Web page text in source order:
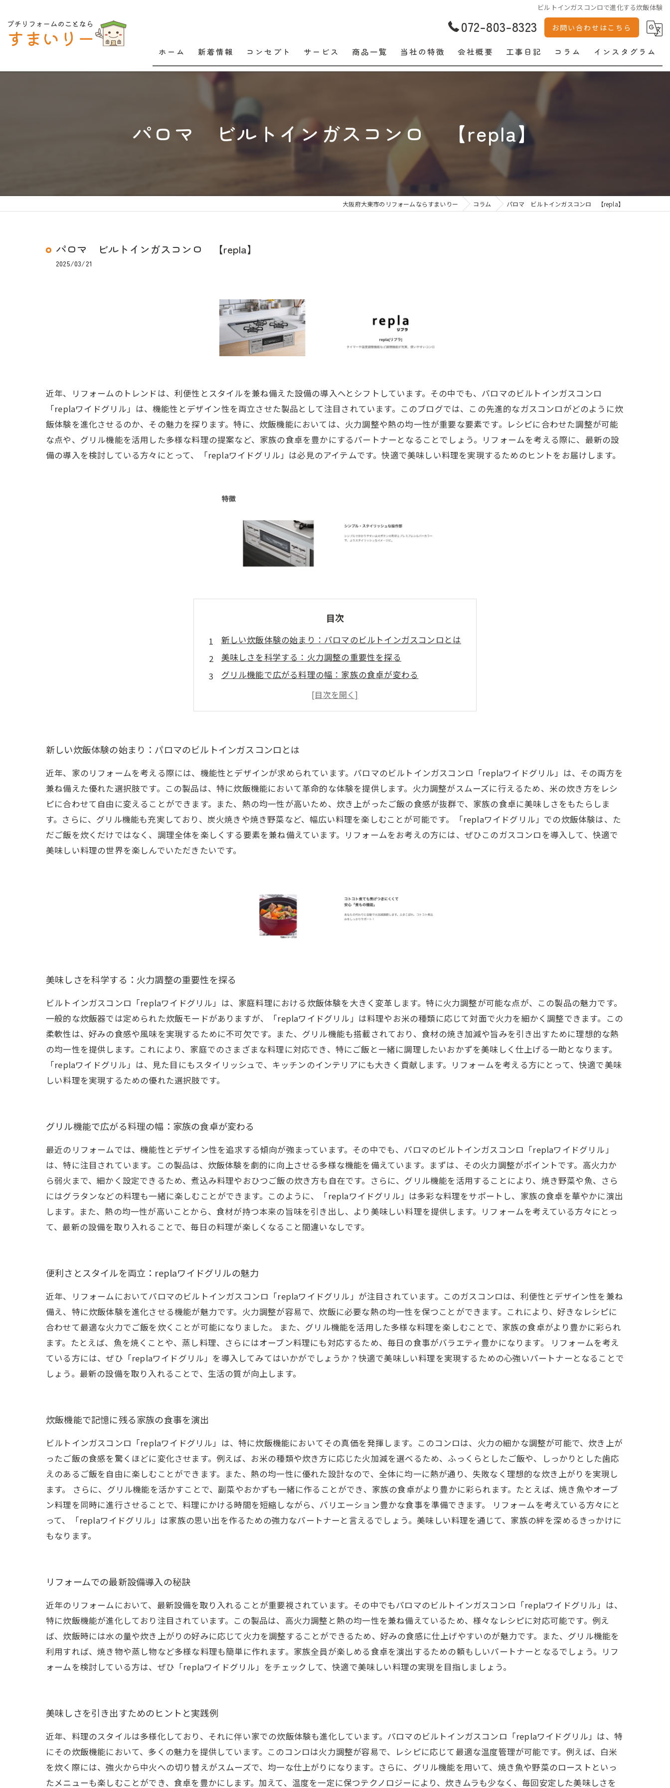
ビルトインガスコンロで進化する炊飯体験
072-803-8323 お問い合わせはこちら
ホーム 新着情報 コンセプト サービス 商品一覧 当社の特徴
工事
メンテナンス
住宅設備
会社概要 工事日記 コラム インスタグラム
パロマ ビルトインガスコンロ 【repla】
大阪府大東市のリフォームならすまいりー コラム パロマ ビルトインガスコンロ 【repla】
パロマ ビルトインガスコンロ 【repla】
2025/03/21
近年、リフォームのトレンドは、利便性とスタイルを兼ね備えた設備の導入へとシフトしています。その中でも、パロマのビルトインガスコンロ
「replaワイドグリル」は、機能性とデザイン性を両立させた製品として注目されています。このブログでは、この先進的なガスコンロがどのように炊
飯体験を進化させるのか、その魅力を探ります。特に、炊飯機能においては、火力調整や熱の均一性が重要な要素です。レシピに合わせた調整が可能
な点や、グリル機能を活用した多様な料理の提案など、家族の食卓を豊かにするパートナーとなることでしょう。リフォームを考える際に、最新の設
備の導入を検討している方々にとって、「replaワイドグリル」は必見のアイテムです。快適で美味しい料理を実現するためのヒントをお届けします。
目次
新しい炊飯体験の始まり：パロマのビルトインガスコンロとは
美味しさを科学する：火力調整の重要性を探る
グリル機能で広がる料理の幅：家族の食卓が変わる
便利さとスタイルを両立：replaワイドグリルの魅力
炊飯機能で記憶に残る家族の食事を演出
美味しさを引き出すためのヒントと実践例
新しい炊飯体験の始まり：パロマのビルトインガスコンロとは
近年、家のリフォームを考える際には、機能性とデザインが求められています。パロマのビルトインガスコンロ「replaワイドグリル」は、その両方を
兼ね備えた優れた選択肢です。この製品は、特に炊飯機能において革命的な体験を提供します。火力調整がスムーズに行えるため、米の炊き方をレシ
ピに合わせて自由に変えることができます。また、熱の均一性が高いため、炊き上がったご飯の食感が抜群で、家族の食卓に美味しさをもたらしま
す。さらに、グリル機能も充実しており、炭火焼きや焼き野菜など、幅広い料理を楽しむことが可能です。「replaワイドグリル」での炊飯体験は、た
だご飯を炊くだけではなく、調理全体を楽しくする要素を兼ね備えています。リフォームをお考えの方には、ぜひこのガスコンロを導入して、快適で
美味しい料理の世界を楽しんでいただきたいです。
美味しさを科学する：火力調整の重要性を探る
ビルトインガスコンロ「replaワイドグリル」は、家庭料理における炊飯体験を大きく変革します。特に火力調整が可能な点が、この製品の魅力です。
一般的な炊飯器では定められた炊飯モードがありますが、「replaワイドグリル」は料理やお米の種類に応じて対面で火力を細かく調整できます。この
柔軟性は、好みの食感や風味を実現するために不可欠です。また、グリル機能も搭載されており、食材の焼き加減や旨みを引き出すために理想的な熱
の均一性を提供します。これにより、家庭でのさまざまな料理に対応でき、特にご飯と一緒に調理したいおかずを美味しく仕上げる一助となります。
「replaワイドグリル」は、見た目にもスタイリッシュで、キッチンのインテリアにも大きく貢献します。リフォームを考える方にとって、快適で美味
しい料理を実現するための優れた選択肢です。
グリル機能で広がる料理の幅：家族の食卓が変わる
最近のリフォームでは、機能性とデザイン性を追求する傾向が強まっています。その中でも、パロマのビルトインガスコンロ「replaワイドグリル」
は、特に注目されています。この製品は、炊飯体験を劇的に向上させる多様な機能を備えています。まずは、その火力調整がポイントです。高火力か
ら弱火まで、細かく設定できるため、煮込み料理やおひつご飯の炊き方も自在です。さらに、グリル機能を活用することにより、焼き野菜や魚、さら
にはグラタンなどの料理も一緒に楽しむことができます。このように、「replaワイドグリル」は多彩な料理をサポートし、家族の食卓を華やかに演出
します。また、熱の均一性が高いことから、食材が持つ本来の旨味を引き出し、より美味しい料理を提供します。リフォームを考えている方々にとっ
て、最新の設備を取り入れることで、毎日の料理が楽しくなること間違いなしです。
便利さとスタイルを両立：replaワイドグリルの魅力
近年、リフォームにおいてパロマのビルトインガスコンロ「replaワイドグリル」が注目されています。このガスコンロは、利便性とデザイン性を兼ね
備え、特に炊飯体験を進化させる機能が魅力です。火力調整が容易で、炊飯に必要な熱の均一性を保つことができます。これにより、好きなレシピに
合わせて最適な火力でご飯を炊くことが可能になりました。 また、グリル機能を活用した多様な料理を楽しむことで、家族の食卓がより豊かに彩られ
ます。たとえば、魚を焼くことや、蒸し料理、さらにはオーブン料理にも対応するため、毎日の食事がバラエティ豊かになります。 リフォームを考え
ている方には、ぜひ「replaワイドグリル」を導入してみてはいかがでしょうか？快適で美味しい料理を実現するための心強いパートナーとなることで
しょう。最新の設備を取り入れることで、生活の質が向上します。
炊飯機能で記憶に残る家族の食事を演出
ビルトインガスコンロ「replaワイドグリル」は、特に炊飯機能においてその真価を発揮します。このコンロは、火力の細かな調整が可能で、炊き上が
ったご飯の食感を驚くほどに変化させます。例えば、お米の種類や炊き方に応じた火加減を選べるため、ふっくらとしたご飯や、しっかりとした歯応
えのあるご飯を自由に楽しむことができます。また、熱の均一性に優れた設計なので、全体に均一に熱が通り、失敗なく理想的な炊き上がりを実現し
ます。 さらに、グリル機能を活かすことで、副菜やおかずも一緒に作ることができ、家族の食卓がより豊かに彩られます。たとえば、焼き魚やオーブ
ン料理を同時に進行させることで、料理にかける時間を短縮しながら、バリエーション豊かな食事を準備できます。 リフォームを考えている方々にと
って、「replaワイドグリル」は家族の思い出を作るための強力なパートナーと言えるでしょう。美味しい料理を通じて、家族の絆を深めるきっかけに
もなります。
リフォームでの最新設備導入の秘訣
近年のリフォームにおいて、最新設備を取り入れることが重要視されています。その中でもパロマのビルトインガスコンロ「replaワイドグリル」は、
特に炊飯機能が進化しており注目されています。この製品は、高火力調整と熱の均一性を兼ね備えているため、様々なレシピに対応可能です。例え
ば、炊飯時には水の量や炊き上がりの好みに応じて火力を調整することができるため、好みの食感に仕上げやすいのが魅力です。また、グリル機能を
利用すれば、焼き物や蒸し物など多様な料理も簡単に作れます。家族全員が楽しめる食卓を演出するための頼もしいパートナーとなるでしょう。リフ
ォームを検討している方は、ぜひ「replaワイドグリル」をチェックして、快適で美味しい料理の実現を目指しましょう。
美味しさを引き出すためのヒントと実践例
近年、料理のスタイルは多様化しており、それに伴い家での炊飯体験も進化しています。パロマのビルトインガスコンロ「replaワイドグリル」は、特
にその炊飯機能において、多くの魅力を提供しています。このコンロは火力調整が容易で、レシピに応じて最適な温度管理が可能です。例えば、白米
を炊く際には、強火から中火への切り替えがスムーズで、均一な仕上がりになります。さらに、グリル機能を用いて、焼き魚や野菜のローストといっ
たメニューも楽しむことができ、食卓を豊かにします。加えて、温度を一定に保つテクノロジーにより、炊きムラも少なく、毎回安定した美味しさを